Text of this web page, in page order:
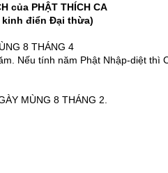
của PHẬT THÍCH CA
kinh điển Đại thừa)
8 THÁNG 4
Nếu tính năm Phật Nhập-diệt thì
MÙNG 8 THÁNG 2.